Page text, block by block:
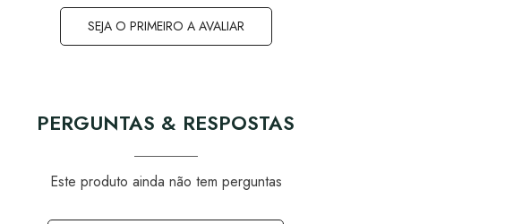
SEJA O PRIMEIRO A AVALIAR
PERGUNTAS & RESPOSTAS
Este produto ainda não tem perguntas